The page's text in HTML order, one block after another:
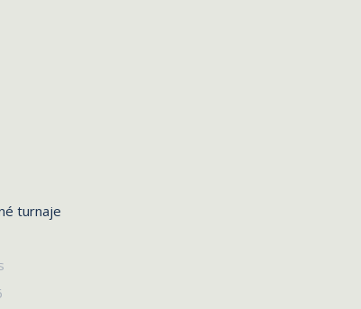
turnaje